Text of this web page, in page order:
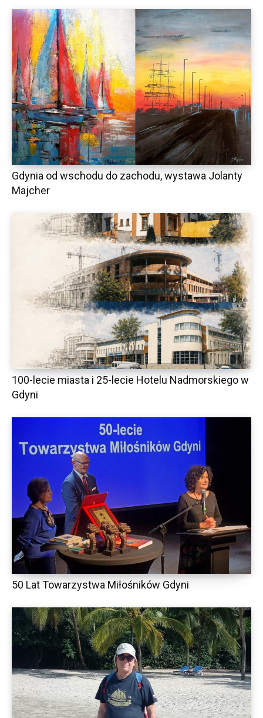
Gdynia od wschodu do zachodu, wystawa Jolanty
Majcher
100-lecie miasta i 25-lecie Hotelu Nadmorskiego w
Gdyni
50 Lat Towarzystwa Miłośników Gdyni